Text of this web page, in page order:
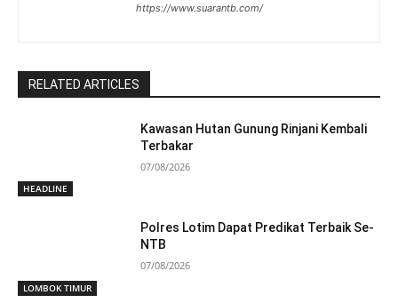
https://www.suarantb.com/
RELATED ARTICLES
HEADLINE
Kawasan Hutan Gunung Rinjani Kembali
Terbakar
07/08/2026
LOMBOK TIMUR
Polres Lotim Dapat Predikat Terbaik Se-
NTB
07/08/2026